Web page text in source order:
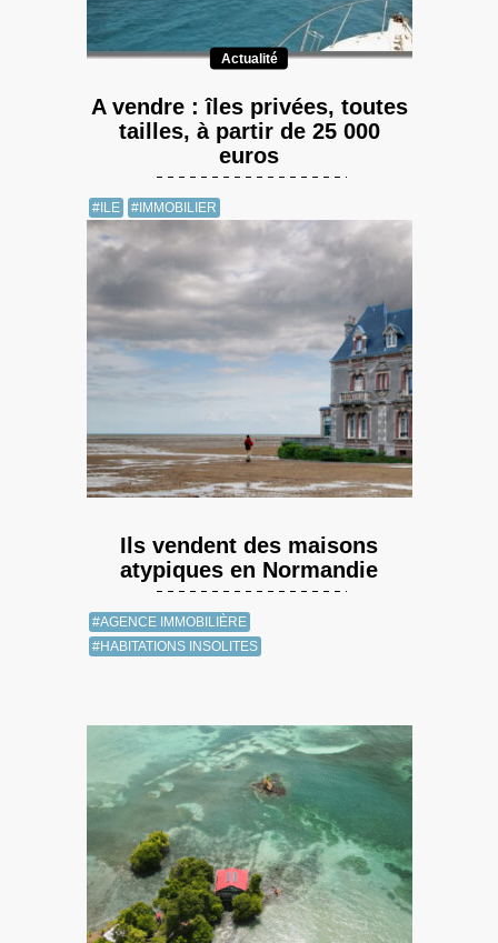
Actualité
A vendre : îles privées, toutes
tailles, à partir de 25 000
euros
#ILE #IMMOBILIER
Ils vendent des maisons
atypiques en Normandie
#AGENCE IMMOBILIÈRE
#HABITATIONS INSOLITES